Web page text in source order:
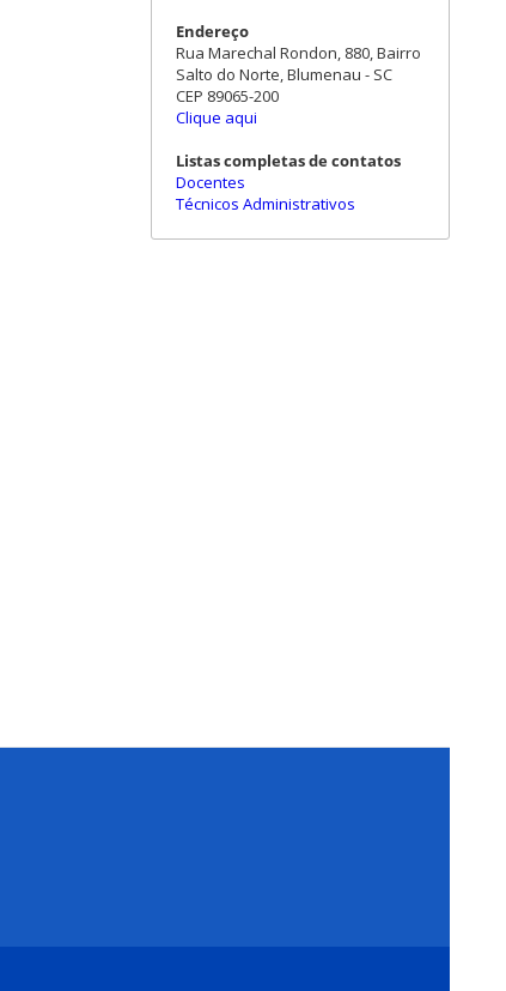
Endereço
Rua Marechal Rondon, 880, Bairro
Salto do Norte, Blumenau - SC
CEP 89065-200
Clique aqui
Listas completas de contatos
Docentes
Técnicos Administrativos